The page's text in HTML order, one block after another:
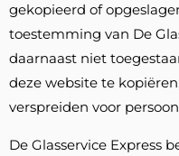
gekopieerd of
toestemming van De
daarnaast niet
deze website te
verspreiden voor
De Glasservice Express